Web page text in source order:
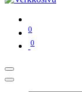
0
0